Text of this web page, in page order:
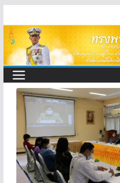
to
content